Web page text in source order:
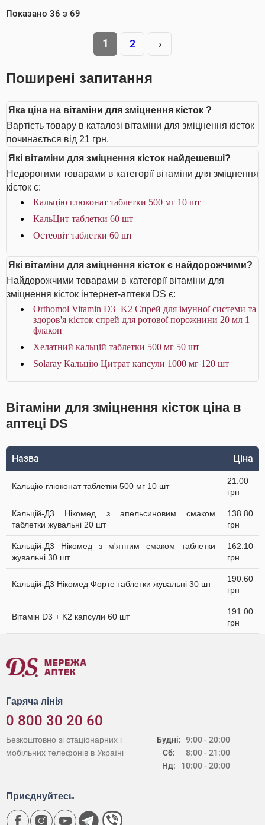
Показано 36 з 69
1 2 ›
Поширені запитання
Яка ціна на вітаміни для зміцнення кісток ?
Вартість товару в каталозі вітаміни для зміцнення кісток
починається від 21 грн.
Які вітаміни для зміцнення кісток найдешевші?
Недорогими товарами в категорії вітаміни для зміцнення
кісток є:
Кальцію глюконат таблетки 500 мг 10 шт
КальЦит таблетки 60 шт
Остеовіт таблетки 60 шт
Які вітаміни для зміцнення кісток є найдорожчими?
Найдорожчими товарами в категорії вітаміни для
зміцнення кісток інтернет-аптеки DS є:
Orthomol Vitamin D3+K2 Спрей для імунної системи та
здоров'я кісток спрей для ротової порожнини 20 мл 1
флакон
Хелатний кальцій таблетки 500 мг 50 шт
Solaray Кальцію Цитрат капсули 1000 мг 120 шт
Вітаміни для зміцнення кісток ціна в
аптеці DS
Назва Ціна
Кальцію глюконат таблетки 500 мг 10 шт
21.00
грн
Кальцій-Д3 Нікомед з апельсиновим смаком
таблетки жувальні 20 шт
138.80
грн
Кальцій-Д3 Нікомед з м'ятним смаком таблетки
жувальні 30 шт
162.10
грн
Кальцій-Д3 Нікомед Форте таблетки жувальні 30 шт
190.60
грн
Вітамін D3 + K2 капсули 60 шт
191.00
грн
Гаряча лінія
0 800 30 20 60
Будні:
Сб:
Нд:
9:00 - 20:00
8:00 - 21:00
10:00 - 20:00
Безкоштовно зі стаціонарних і
мобільних телефонів в Україні
Приєднуйтесь